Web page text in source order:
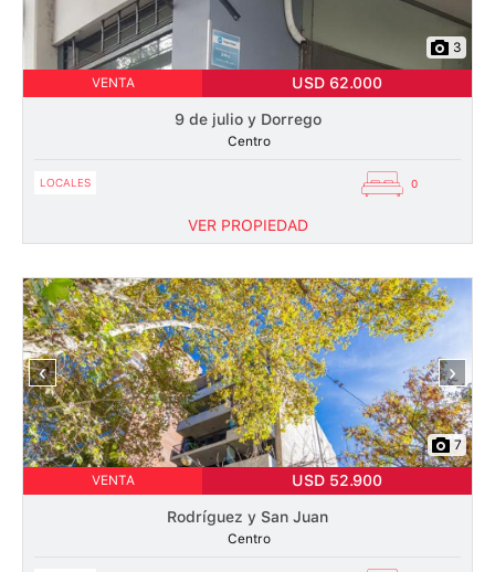
3
VENTA USD 62.000
9 de julio y Dorrego
Centro
LOCALES 0
VER PROPIEDAD
‹ ›
7
VENTA USD 52.900
Rodríguez y San Juan
Centro